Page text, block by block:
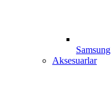
Samsung
Aksesuarlar